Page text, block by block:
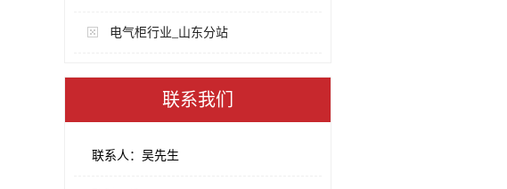
电气柜行业_山东分站
联系我们
联系人：吴先生